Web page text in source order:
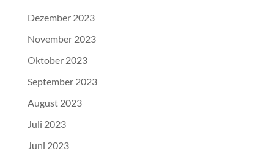
Dezember 2023
November 2023
Oktober 2023
September 2023
August 2023
Juli 2023
Juni 2023